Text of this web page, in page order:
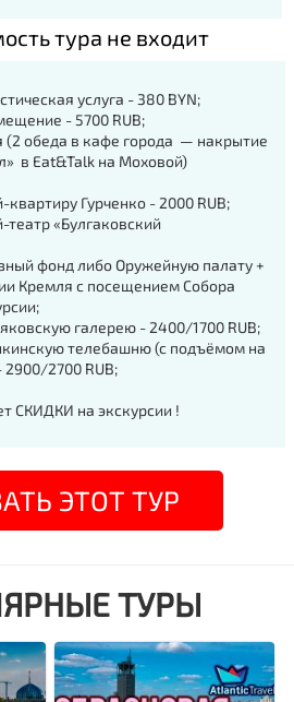
тура не входит
услуга - 380 BYN;
-5700 RUB;
(2 обеда в кафе города — накрытие
в Eat&Talk на Моховой)
квартиру Гурченко - 2000 RUB;
театр «Булгаковский
фонд либо Оружейную палату +
Кремля с посещением Собора
галерею -2400/1700 RUB;
телебашню (с подъёмом на
2900/2700 RUB;
СКИДКИ на экскурсии !
ЭТОТ ТУР
ТУРЫ